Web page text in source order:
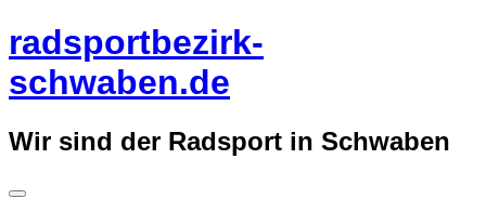
Überspringe
zum
radsportbezirk-
schwaben.de
Wir sind der Radsport in Schwaben